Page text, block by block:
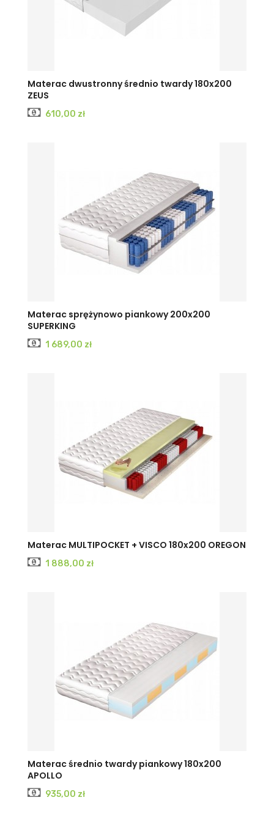
Materac dwustronny średnio twardy 180x200
ZEUS
Cena
610,00 zł
Materac sprężynowo piankowy 200x200
SUPERKING
Cena
1 689,00 zł
Materac MULTIPOCKET + VISCO 180x200 OREGON
Cena
1 888,00 zł
Materac średnio twardy piankowy 180x200
APOLLO
Cena
935,00 zł